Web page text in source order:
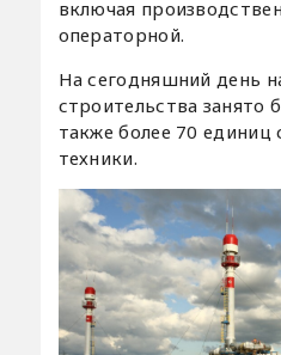
включая
операторной.
На сегодняшний день
строительства занято
также более 70 единиц
техники.